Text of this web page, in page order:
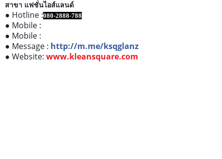
สาขา แฟชั่นไอส์แลนด์
● Hotline :080-2888-788
● Mobile :
● Mobile :
● Message : http://m.me/ksqglanz
● Website: www.kleansquare.com